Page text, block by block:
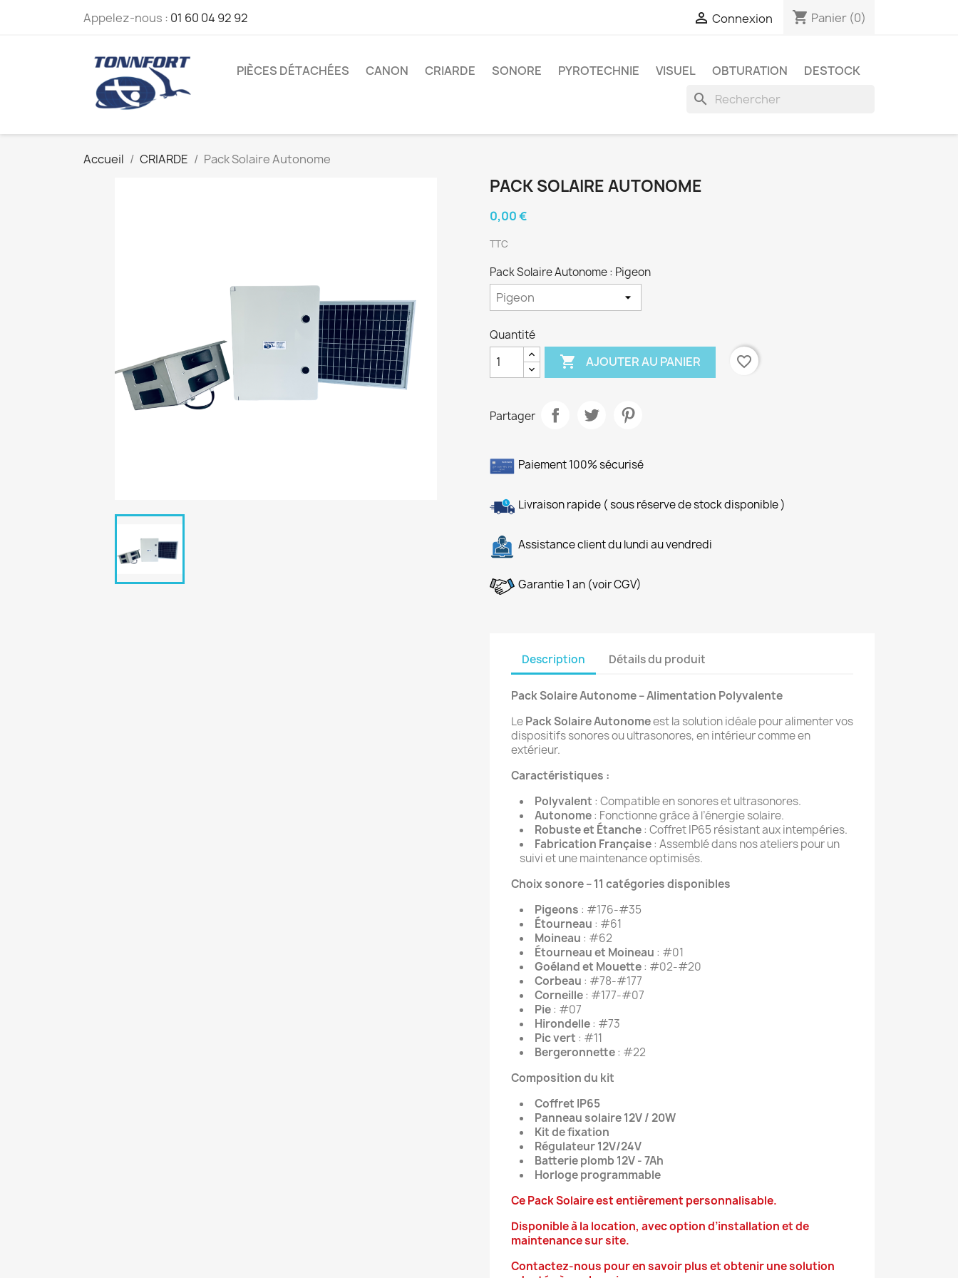
Appelez-nous : 01 60 04 92 92  Connexion shopping_cart Panier (0)
PIÈCES DÉTACHÉES CANON CRIARDE SONORE PYROTECHNIE VISUEL OBTURATION DESTOCK
search
Accueil CRIARDE Pack Solaire Autonome
PACK SOLAIRE AUTONOME
0,00 €
TTC
Pack Solaire Autonome : Pigeon
Quantité
 AJOUTER AU PANIER favorite_border
Partager
Paiement 100% sécurisé
Livraison rapide ( sous réserve de stock disponible )
Assistance client du lundi au vendredi
Garantie 1 an (voir CGV)
Description Détails du produit
Pack Solaire Autonome – Alimentation Polyvalente
LePack Solaire Autonomeest la solution idéale pour alimenter vos
dispositifs sonores ou ultrasonores, en intérieur comme en
extérieur.
Caractéristiques :
Polyvalent : Compatible en sonores et ultrasonores.
Autonome: Fonctionne grâce à l’énergie solaire.
Robuste et Étanche: Coffret IP65 résistant aux intempéries.
Fabrication Française: Assemblé dans nos ateliers pour un
suivi et une maintenance optimisés.
Choix sonore – 11 catégories disponibles
Pigeons : #176-#35
Étourneau : #61
Moineau : #62
Étourneau et Moineau : #01
Goéland et Mouette: #02-#20
Corbeau : #78-#177
Corneille: #177-#07
Pie: #07
Hirondelle: #73
Pic vert : #11
Bergeronnette: #22
Composition du kit
Coffret IP65
Panneau solaire 12V / 20W
Kit de fixation
Régulateur 12V/24V
Batterie plomb 12V - 7Ah
Horloge programmable
Ce Pack Solaire est entièrement personnalisable.
Disponible à la location, avec option d’installation et de
maintenance sur site.
Contactez-nous pour en savoir plus et obtenir une solution